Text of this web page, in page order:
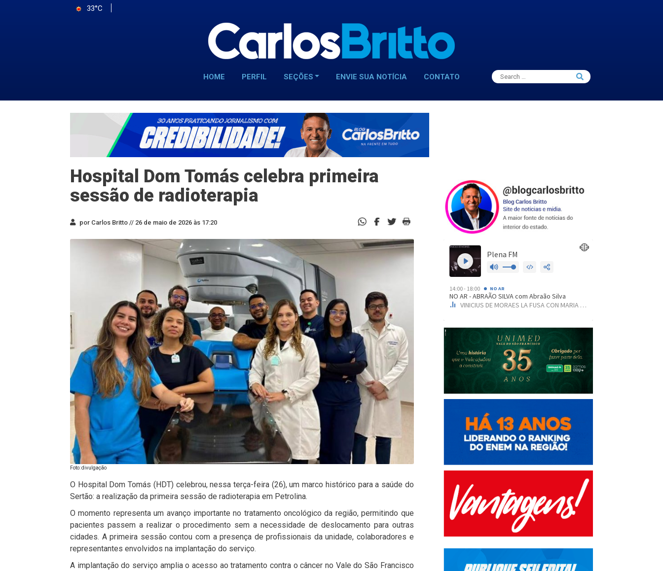
33°C
HOME PERFIL SEÇÕES ENVIE SUA NOTÍCIA CONTATO
Search
for:
Search
Hospital Dom Tomás celebra primeira
sessão de radioterapia
por Carlos Britto // 26 de maio de 2026 às 17:20
Foto: divulgação
O Hospital Dom Tomás (HDT)celebrou, nessa terça-feira (26), um marco histórico para a saúde do
Sertão: a realização da primeira sessão de radioterapia em Petrolina.
O momento representa um avanço importante no tratamento oncológico da região, permitindo que
pacientes passem a realizar o procedimento sem a necessidade de deslocamento para outras
cidades. A primeira sessão contou com a presença de profissionais da unidade, colaboradores e
representantes envolvidos na implantação do serviço.
A implantação do serviço amplia o acesso ao tratamento contra o câncer no Vale do São Francisco